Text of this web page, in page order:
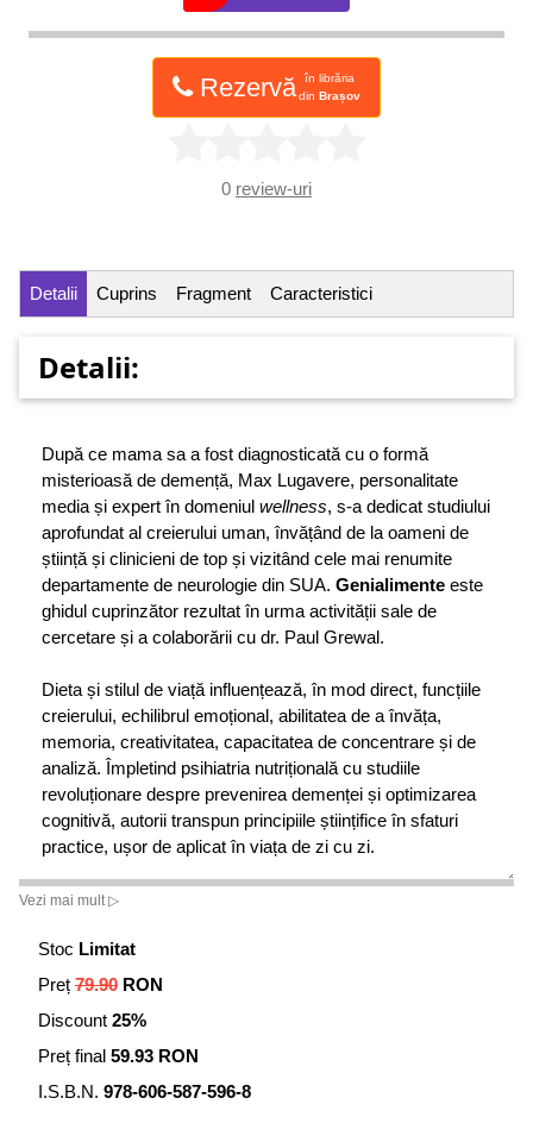
Rezervă
în librăria
din Brașov
0 review-uri
Detalii Cuprins Fragment Caracteristici
Detalii:
După ce mama sa a fost diagnosticată cu o formă
misterioasă de demență, Max Lugavere, personalitate
media și expert în domeniul wellness, s-a dedicat studiului
aprofundat al creierului uman, învățând de la oameni de
știință și clinicieni de top și vizitând cele mai renumite
departamente de neurologie din SUA. Genialimente este
ghidul cuprinzător rezultat în urma activității sale de
cercetare și a colaborării cu dr. Paul Grewal.
Dieta și stilul de viață influențează, în mod direct, funcțiile
creierului, echilibrul emoțional, abilitatea de a învăța,
memoria, creativitatea, capacitatea de concentrare și de
analiză. Împletind psihiatria nutrițională cu studiile
revoluționare despre prevenirea demenței și optimizarea
cognitivă, autorii transpun principiile științifice în sfaturi
practice, ușor de aplicat în viața de zi cu zi.
Această carte te învață, pe un ton entuziast și optimist,
alimentației, oferindu-ți informații despre:
claritate mintală;
• alimentele și tehnicile care stimulează și întineresc
creierul, indiferent de vârstă;
Vezi mai mult ▷
Stoc Limitat
Preț 79.90 RON
Discount 25%
Preț final 59.93 RON
I.S.B.N. 978-606-587-596-8